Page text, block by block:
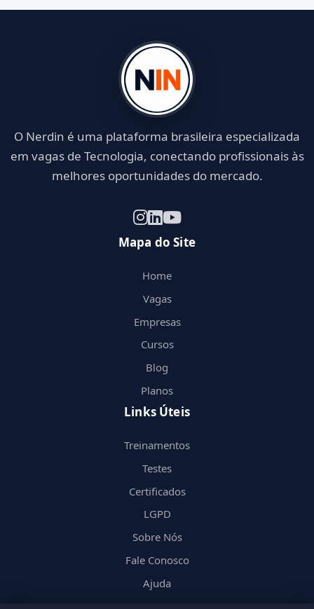
O Nerdin é uma plataforma brasileira especializada
em vagas de Tecnologia, conectando profissionais às
melhores oportunidades do mercado.
Mapa do Site
Home
Vagas
Empresas
Cursos
Blog
Planos
Links Úteis
Treinamentos
Testes
Certificados
LGPD
Sobre Nós
Fale Conosco
Ajuda